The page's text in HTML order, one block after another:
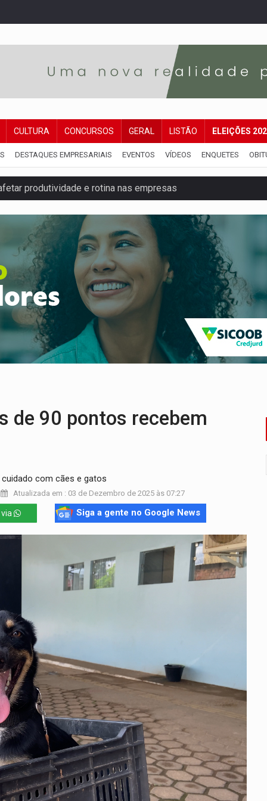
CULTURA CONCURSOS GERAL LISTÃO ELEIÇÕES
DESTAQUES EMPRESARIAIS EVENTOS VÍDEOS ENQUETES
base secreta no satélite natural da Terra
que era rebocado para oficina no Centro de Porto Velho
frente do bar da Marleide
lança chamada para fortalecer cadeias da
urânio, mas produz pouco e importa combustível
Cola é devolvida a natureza
5 se tornam pesquisadores eméritos da Fiocruz
de 90 pontos recebem
com cães e gatos
Atualizada em : 03 de Dezembro de 2025 às 07:27
Siga a gente no Google News